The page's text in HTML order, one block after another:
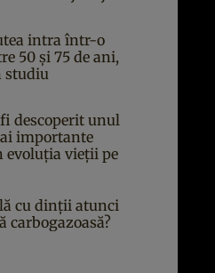
intra într-o
50 și 75 de ani,
studiu
descoperit unul
importante
evoluția vieții pe
cu dinții atunci
carbogazoasă?